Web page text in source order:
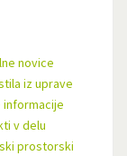
novice
iz uprave
informacije
v delu
prostorski